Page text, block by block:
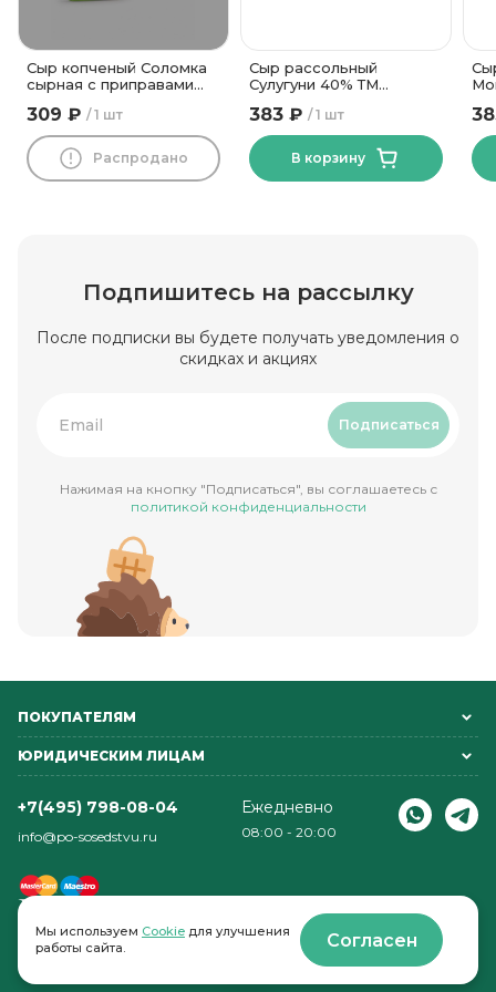
Сыр копченый Соломка
сырная с приправами
Дары
1 шт
309 ₽
Распродано
Сыр рассольный
Сулугуни 40% ТМ
гр
1 шт
383 ₽
В корзину
гр
Подпишитесь на рассылку
После подписки вы будете получать уведомления о
скидках и акциях
Подписаться
Нажимая на кнопку "Подписаться", вы соглашаетесь с
политикой конфиденциальности
ПОКУПАТЕЛЯМ
ЮРИДИЧЕСКИМ ЛИЦАМ
+7(495) 798-08-04
info@po-sosedstvu.ru
Ежедневно
08:00 - 20:00
© 2022-2026 . По соседству
Мы используем Cookie для улучшения
работы сайта.
Согласен